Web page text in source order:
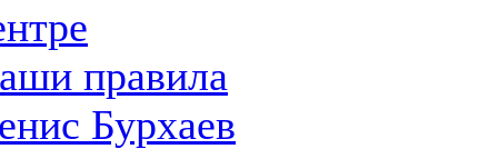
правила
Бурхаев